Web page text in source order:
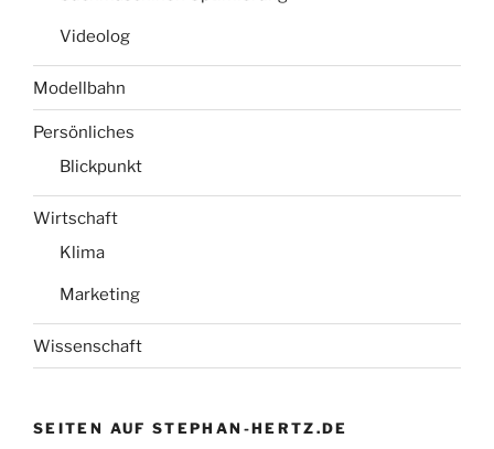
Videolog
Modellbahn
Persönliches
Blickpunkt
Wirtschaft
Klima
Marketing
Wissenschaft
SEITEN AUF STEPHAN-HERTZ.DE